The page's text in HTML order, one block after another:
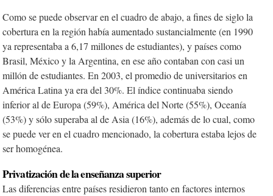
Como se puede observar en el cuadro de abajo, a fines de siglo la
cobertura en la región había aumentado sustancialmente (en 1990
ya representaba a 6,17 millones de estudiantes), y países como
Brasil, México y la Argentina, en ese año contaban con casi un
millón de estudiantes. En 2003, el promedio de universitarios en
América Latina ya era del 30%. El índice continuaba siendo
inferior al de Europa (59%), América del Norte (55%), Oceanía
(53%) y sólo superaba al de Asia (16%), además de lo cual, como
se puede ver en el cuadro mencionado, la cobertura estaba lejos de
ser homogénea.
Privatización de la enseñanza superior
Las diferencias entre países residieron tanto en factores internos